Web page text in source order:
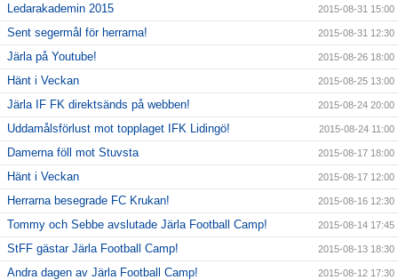
Ledarakademin 2015 2015-08-31 15:00
Sent segermål för herrarna! 2015-08-31 12:30
Järla på Youtube! 2015-08-26 18:00
Hänt i Veckan 2015-08-25 13:00
Järla IF FK direktsänds på webben! 2015-08-24 20:00
Uddamålsförlust mot topplaget IFK Lidingö! 2015-08-24 11:00
Damerna föll mot Stuvsta 2015-08-17 18:00
Hänt i Veckan 2015-08-17 12:00
Herrarna besegrade FC Krukan! 2015-08-16 12:30
Tommy och Sebbe avslutade Järla Football Camp! 2015-08-14 17:45
StFF gästar Järla Football Camp! 2015-08-13 18:30
Andra dagen av Järla Football Camp! 2015-08-12 17:30